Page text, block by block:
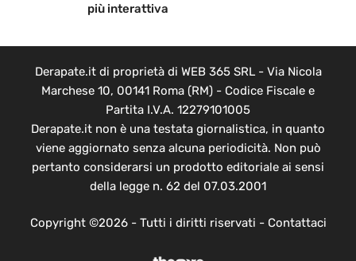
più interattiva
Derapate.it di proprietà di WEB 365 SRL - Via Nicola
Marchese 10, 00141 Roma (RM) - Codice Fiscale e
Partita I.V.A. 12279101005
Derapate.it non è una testata giornalistica, in quanto
viene aggiornato senza alcuna periodicità. Non può
pertanto considerarsi un prodotto editoriale ai sensi
della legge n. 62 del 07.03.2001
Copyright ©2026 - Tutti i diritti riservati - Contattaci